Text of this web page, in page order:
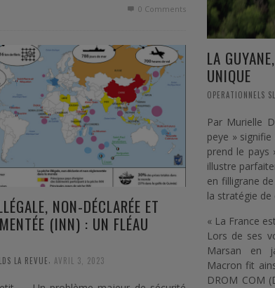
0 Comments
LA
UNIQUE
OPERATIONNELS
Par Murielle
peye »
prend le pays
illustre
en filligrane
la stratégie de
« La France
Lors de ses
Marsan en
Macron fit
DROM COM
NON-DÉCLARÉE ET
(INN) : UN FLÉAU
LA REVUE AVRIL 3, 2023